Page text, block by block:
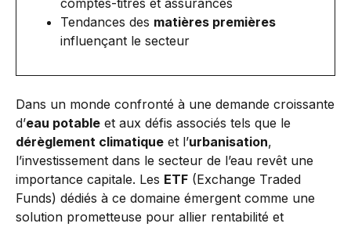
comptes-titres et assurances
Tendances des matières premières
influençant le secteur
Dans un monde confronté à une demande croissante
d’eau potable et aux défis associés tels que le
dérèglement climatique et l’urbanisation,
l’investissement dans le secteur de l’eau revêt une
importance capitale. Les ETF (Exchange Traded
Funds) dédiés à ce domaine émergent comme une
solution prometteuse pour allier rentabilité et